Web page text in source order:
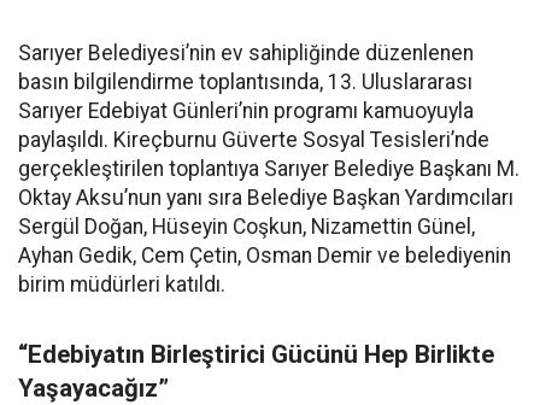
Sarıyer Belediyesi’nin ev sahipliğinde düzenlenen
basın bilgilendirme toplantısında, 13. Uluslararası
Sarıyer Edebiyat Günleri’nin programı kamuoyuyla
paylaşıldı. Kireçburnu Güverte Sosyal Tesisleri’nde
gerçekleştirilen toplantıya Sarıyer Belediye Başkanı M.
Oktay Aksu’nun yanı sıra Belediye Başkan Yardımcıları
Sergül Doğan, Hüseyin Coşkun, Nizamettin Günel,
Ayhan Gedik, Cem Çetin, Osman Demir ve belediyenin
birim müdürleri katıldı.
“Edebiyatın Birleştirici Gücünü Hep Birlikte
Yaşayacağız”